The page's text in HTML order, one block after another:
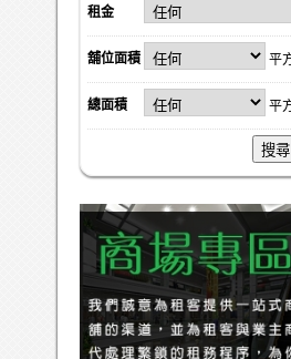
租金
舖位面積 平
總面積 平
搜尋